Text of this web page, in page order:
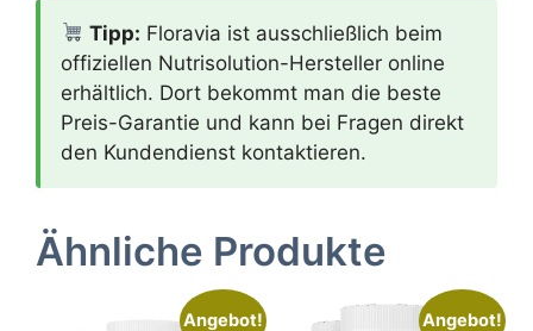
Tipp: Floravia ist ausschließlich beim
offiziellen Nutrisolution-Hersteller online
erhältlich. Dort bekommt man die beste
Preis-Garantie und kann bei Fragen direkt
den Kundendienst kontaktieren.
Ähnliche Produkte
Angebot! Angebot!